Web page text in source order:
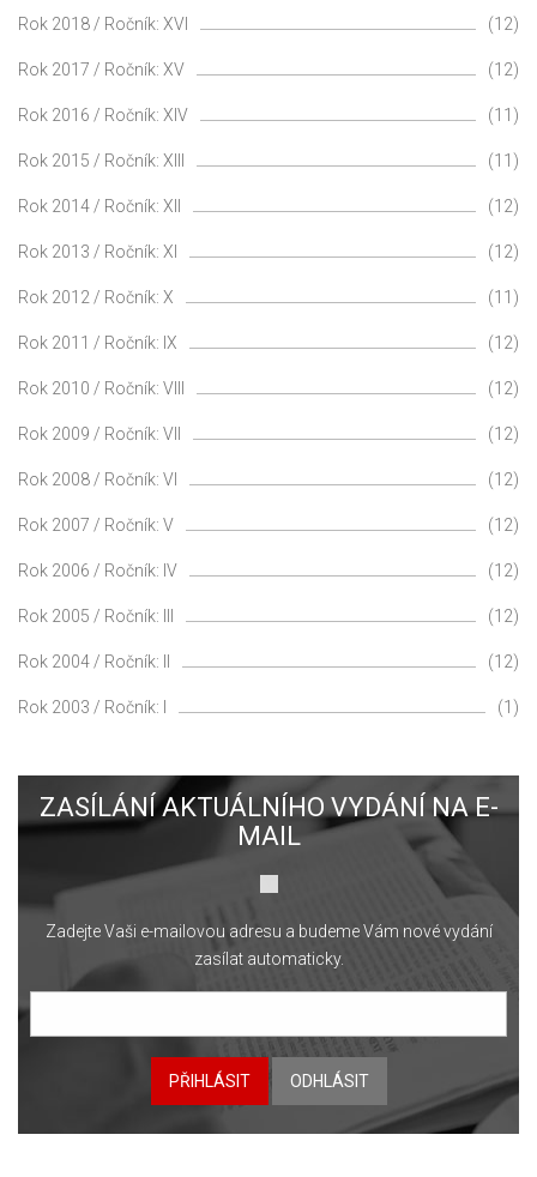
Rok 2018 / Ročník: XVI (12)
Rok 2017 / Ročník: XV (12)
Rok 2016 / Ročník: XIV (11)
Rok 2015 / Ročník: XIII (11)
Rok 2014 / Ročník: XII (12)
Rok 2013 / Ročník: XI (12)
Rok 2012 / Ročník: X (11)
Rok 2011 / Ročník: IX (12)
Rok 2010 / Ročník: VIII (12)
Rok 2009 / Ročník: VII (12)
Rok 2008 / Ročník: VI (12)
Rok 2007 / Ročník: V (12)
Rok 2006 / Ročník: IV (12)
Rok 2005 / Ročník: III (12)
Rok 2004 / Ročník: II (12)
Rok 2003 / Ročník: I (1)
ZASÍLÁNÍ AKTUÁLNÍHO VYDÁNÍ NA E-
MAIL
Zadejte Vaši e-mailovou adresu a budeme Vám nové vydání
zasílat automaticky.
PŘIHLÁSIT ODHLÁSIT